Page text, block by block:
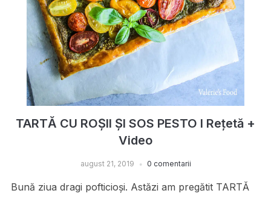
TARTĂ CU ROȘII ȘI SOS PESTO I Rețetă +
Video
august 21, 2019 0 comentarii
Bună ziua dragi pofticioși. Astăzi am pregătit TARTĂ